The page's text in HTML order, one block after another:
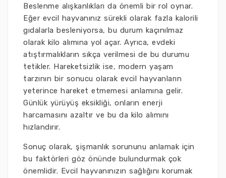
Beslenme alışkanlıkları da önemli bir rol oynar.
Eğer evcil hayvanınız sürekli olarak fazla kalorili
gıdalarla besleniyorsa, bu durum kaçınılmaz
olarak kilo alımına yol açar. Ayrıca, evdeki
atıştırmalıkların sıkça verilmesi de bu durumu
tetikler. Hareketsizlik ise, modern yaşam
tarzının bir sonucu olarak evcil hayvanların
yeterince hareket etmemesi anlamına gelir.
Günlük yürüyüş eksikliği, onların enerji
harcamasını azaltır ve bu da kilo alımını
hızlandırır.
Sonuç olarak, şişmanlık sorununu anlamak için
bu faktörleri göz önünde bulundurmak çok
önemlidir. Evcil hayvanınızın sağlığını korumak